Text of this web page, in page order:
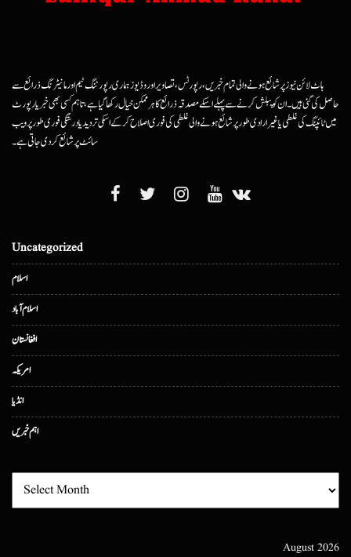
ہاٹ لائن نیوز پر شائع ہونے والی تمام خبریں، رپورٹس، تصاویر اور وڈیوز ہماری رپورٹنگ ٹیم اور مانیٹرنگ ذرائع سے
حاصل کی گئی ہیں۔ ان کو پبلش کرنے سے پہلے اسکے مصدقہ ذرائع کا ہرممکن خیال رکھا گیا ہے، تاہم کسی بھی خبر یا رپورٹ
میں ٹائپنگ کی غلطی یا غیرارادی طور پر شائع ہونے والی غلطی کی فوری اصلاح کرکے اسکی تردید یا درستگی فوری طور پر ویب
سائٹ پر شائع کردی جاتی ہے۔
Uncategorized
اسلام
اسلام آباد
افغانستان
امریکہ
انڈیا
اہم خبریں
August 2026